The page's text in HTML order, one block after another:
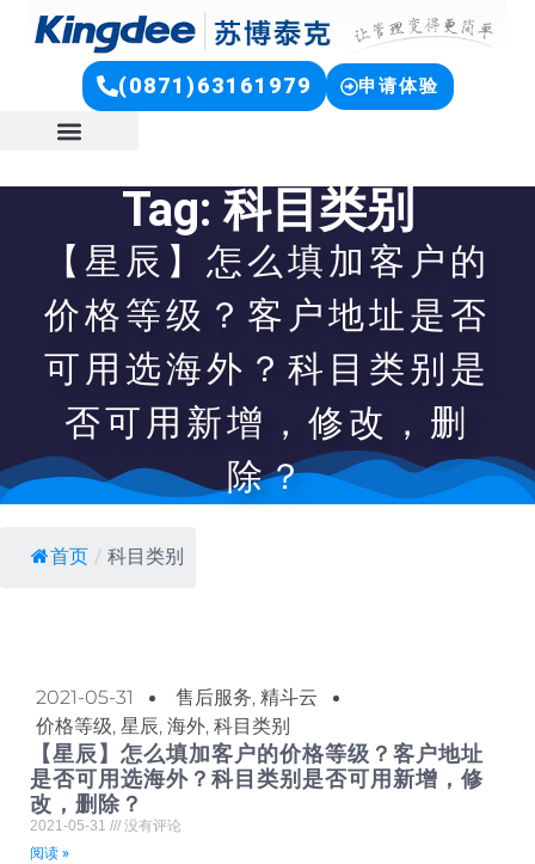
(0871)63161979 申请体验
Tag: 科目类别
【星辰】怎么填加客户的
价格等级？客户地址是否
可用选海外？科目类别是
否可用新增，修改，删
除？
首页 / 科目类别
2021-05-31 售后服务, 精斗云
价格等级, 星辰, 海外, 科目类别
【星辰】怎么填加客户的价格等级？客户地址
是否可用选海外？科目类别是否可用新增，修
改，删除？
2021-05-31
没有评论
阅读 »